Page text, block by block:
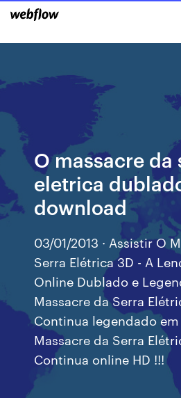
O massacre da
eletrica
download
03/01/2013 · Assistir O
Serra Elétrica 3D - A
Online Dublado e
Massacre da Serra
Continua legendado
Massacre da Serra
Continua online HD !!!